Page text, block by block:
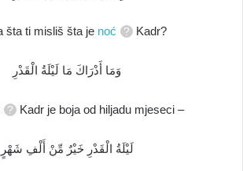
šta ti misliš šta je noć Kadr?
وَمَا أَدْرَاكَ مَا لَيْلَةُ الْقَدْرِ
Kadr je boja od hiljadu mjeseci –
لَيْلَةُ الْقَدْرِ خَيْرٌ مِّنْ أَلْفِ شَهْرٍ